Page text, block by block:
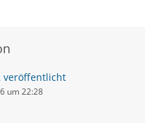
veröffentlicht
um 22:28